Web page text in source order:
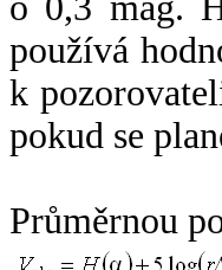
používá
k
pokud se
Průměrnou